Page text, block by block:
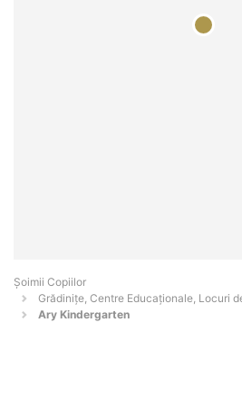
Șoimii Copiilor
Grădinițe, Centre Educaționale, Locuri
Ary Kindergarten